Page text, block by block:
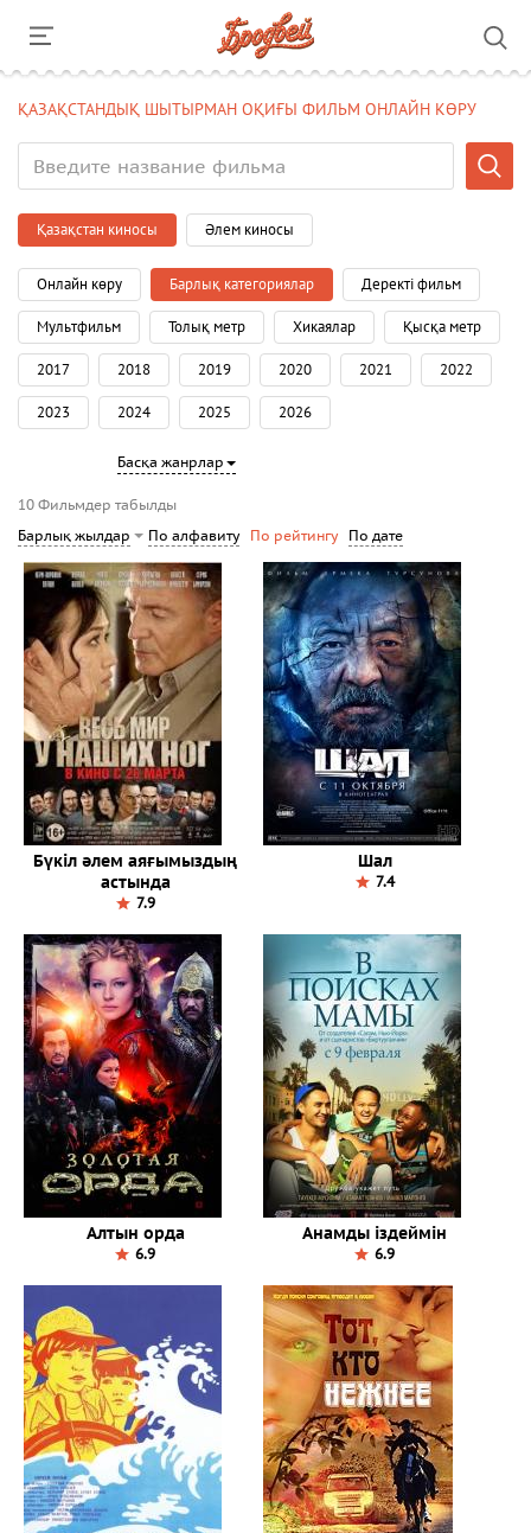
ҚАЗАҚСТАНДЫҚ ШЫТЫРМАН ОҚИҒЫ ФИЛЬМ ОНЛАЙН КӨРУ
Қазақстан киносы Әлем киносы
Онлайн көру Барлық категориялар Деректі фильм
Мультфильм Толық метр Хикаялар Қысқа метр
2017 2018 2019 2020 2021 2022
2023 2024 2025 2026
Басқа жанрлар
10 Фильмдер табылды
Барлық жылдар
По алфавиту По рейтингу По дате
Бүкіл әлем аяғымыздың
астында
7.9
Шал
7.4
Алтын орда
6.9
Анамды іздеймін
6.9